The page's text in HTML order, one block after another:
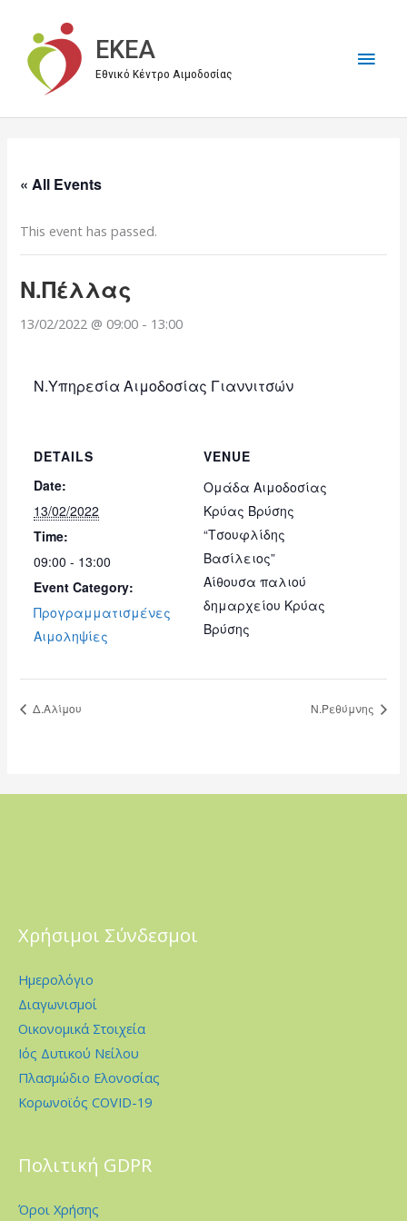
περιεχόμενο
EKEA
Εθνικό Κέντρο Αιμοδοσίας
« All Events
This event has passed.
Ν.Πέλλας
13/02/2022 @ 09:00 - 13:00
Ν.Υπηρεσία Αιμοδοσίας Γιαννιτσών
DETAILS
Date:
13/02/2022
Time:
09:00 - 13:00
Event Category:
Προγραμματισμένες
Αιμοληψίες
VENUE
Ομάδα Αιμοδοσίας
Κρύας Βρύσης
“Τσουφλίδης
Βασίλειος”
Αίθουσα παλιού
δημαρχείου Κρύας
Βρύσης
Δ.Αλίμου Ν.Ρεθύμνης
Χρήσιμοι Σύνδεσμοι
Ημερολόγιο
Διαγωνισμοί
Οικονομικά Στοιχεία
Ιός Δυτικού Νείλου
Πλασμώδιο Ελονοσίας
Κορωνοϊός COVID-19
Πολιτική GDPR
Όροι Χρήσης